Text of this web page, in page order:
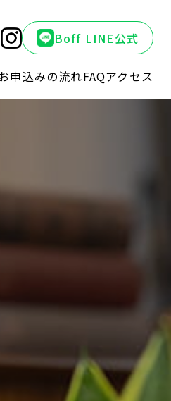
Boff LINE公式
申込みの流れFAQアクセス